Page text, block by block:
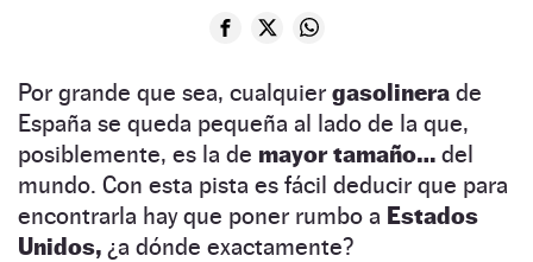
Por grande que sea, cualquier gasolinera de
España se queda pequeña al lado de la que,
posiblemente, es la de mayor tamaño… del
mundo. Con esta pista es fácil deducir que para
encontrarla hay que poner rumbo a Estados
Unidos, ¿a dónde exactamente?